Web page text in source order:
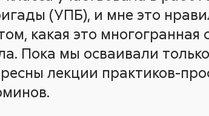
(УПБ), и мне это
какая это многогранная
Пока мы осваивали
лекции практиков-